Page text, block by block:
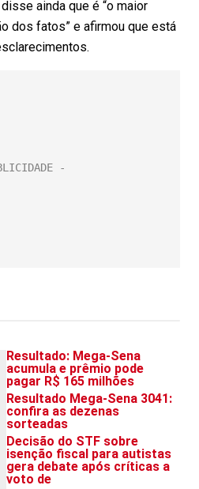
ainda que é “o maior
dos fatos” e afirmou que está